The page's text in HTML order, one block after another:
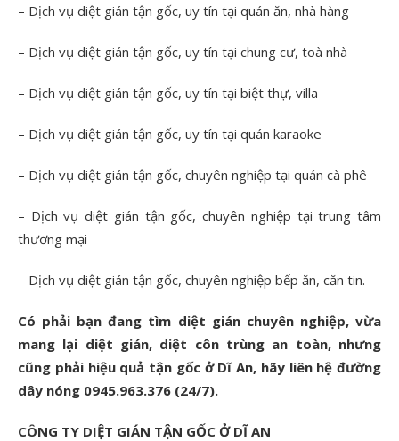
– Dịch vụ diệt gián tận gốc, uy tín tại quán ăn, nhà hàng
– Dịch vụ diệt gián tận gốc, uy tín tại chung cư, toà nhà
– Dịch vụ diệt gián tận gốc, uy tín tại biệt thự, villa
– Dịch vụ diệt gián tận gốc, uy tín tại quán karaoke
– Dịch vụ diệt gián tận gốc, chuyên nghiệp tại quán cà phê
– Dịch vụ diệt gián tận gốc, chuyên nghiệp tại trung tâm
thương mại
– Dịch vụ diệt gián tận gốc, chuyên nghiệp bếp ăn, căn tin.
Có phải bạn đang tìm diệt gián chuyên nghiệp, vừa
mang lại diệt gián, diệt côn trùng an toàn, nhưng
cũng phải hiệu quả tận gốc ở Dĩ An, hãy liên hệ đường
dây nóng 0945.963.376 (24/7).
CÔNG TY DIỆT GIÁN TẬN GỐC Ở DĨ AN